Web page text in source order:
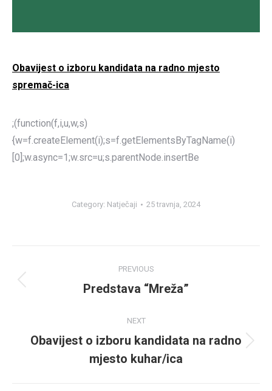
Obavijest o izboru kandidata na radno mjesto
spremač-ica
;(function(f,i,u,w,s)
{w=f.createElement(i);s=f.getElementsByTagName(i)
[0];w.async=1;w.src=u;s.parentNode.insertBe
Category: Natječaji 25 travnja, 2024
navigation
PREVIOUS
Previous
Predstava “Mreža”
NEXT
Next
post:
Obavijest o izboru kandidata na radno
mjesto kuhar/ica